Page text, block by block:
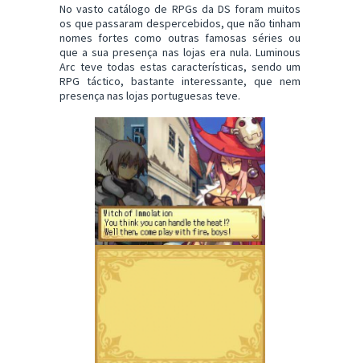
No vasto catálogo de RPGs da DS foram muitos
os que passaram despercebidos, que não tinham
nomes fortes como outras famosas séries ou
que a sua presença nas lojas era nula. Luminous
Arc teve todas estas características, sendo um
RPG táctico, bastante interessante, que nem
presença nas lojas portuguesas teve.